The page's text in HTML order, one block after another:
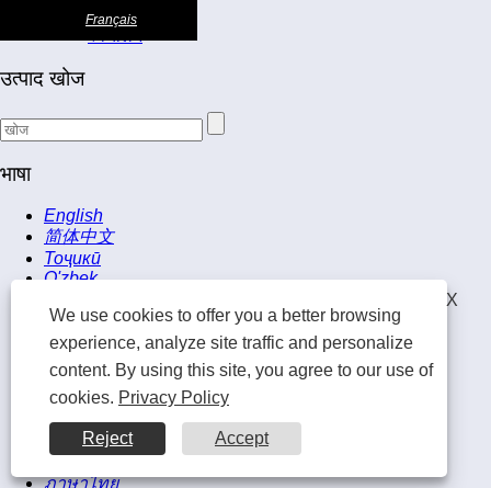
Français
tiếng Việt
Nederlands
ภาษาไทย
Polski
한국어
Svenska
magyar
कर्षण
स्वचालन
उत्पाद खोज
भाषा
English
简体中文
Тоҷикӣ
O'zbek
Português
русский
Français
日本語
Deutsch
tiếng Việt
Italiano
Nederlands
ภาษาไทย
X
We use cookies to offer you a better browsing
experience, analyze site traffic and personalize
content. By using this site, you agree to our use of
cookies. Privacy Policy
Reject Accept